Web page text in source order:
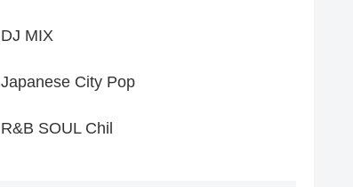
DJ MIX
Japanese City Pop
R&B SOUL Chil